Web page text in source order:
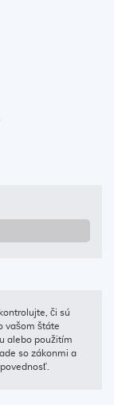
či sú
vašom štáte
alebo použitím
so zákonmi a